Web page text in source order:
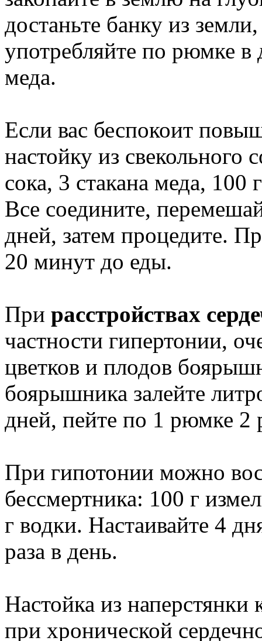
достаньте банку из
употребляйте по рюмке в
меда.
Если вас беспокоит
настойку из свекольного
сока, 3 стакана меда,
Все соедините,
дней, затем процедите.
20 минут до еды.
При расстройствах
частности гипертонии,
цветков и плодов
боярышника залейте
дней, пейте по 1 рюмке 2
При гипотонии можно
бессмертника: 100 г
г водки. Настаивайте 4
раза в день.
Настойка из наперстянки
при хронической